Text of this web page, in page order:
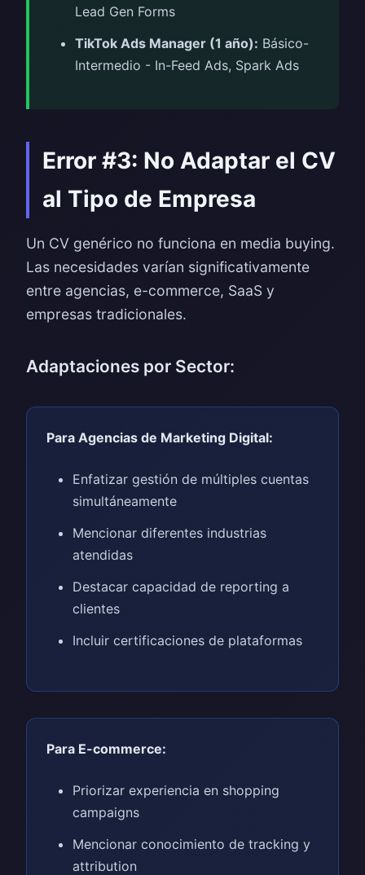
Lead Gen Forms
TikTok Ads Manager (1 año): Básico-
Intermedio - In-Feed Ads, Spark Ads
Error #3: No Adaptar el CV
al Tipo de Empresa
Un CV genérico no funciona en media buying.
Las necesidades varían significativamente
entre agencias, e-commerce, SaaS y
empresas tradicionales.
Adaptaciones por Sector:
Para Agencias de Marketing Digital:
Enfatizar gestión de múltiples cuentas
simultáneamente
Mencionar diferentes industrias
atendidas
Destacar capacidad de reporting a
clientes
Incluir certificaciones de plataformas
Para E-commerce:
Priorizar experiencia en shopping
campaigns
Mencionar conocimiento de tracking y
attribution